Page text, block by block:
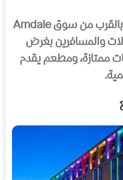
فندق مريح وموقعه استراتيجي بالقرب من سوق Arndale
والمسافرين بغرض
ممتازة، ومطعم يقدم